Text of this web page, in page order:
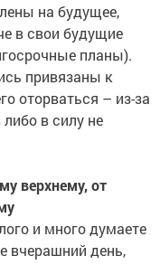
на будущее,
в свои будущие
планы).
привязаны к
оторваться – из-за
либо в силу не
верхнему, от
и много думаете
вчерашний день,